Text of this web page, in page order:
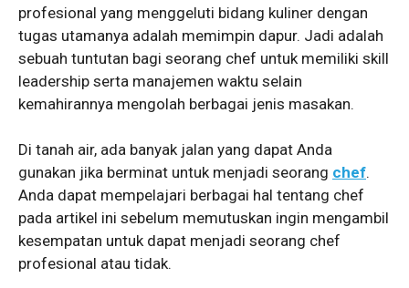
profesional yang menggeluti bidang kuliner dengan
tugas utamanya adalah memimpin dapur. Jadi adalah
sebuah tuntutan bagi seorang chef untuk memiliki skill
leadership serta manajemen waktu selain
kemahirannya mengolah berbagai jenis masakan.
Di tanah air, ada banyak jalan yang dapat Anda
gunakan jika berminat untuk menjadi seorang chef.
Anda dapat mempelajari berbagai hal tentang chef
pada artikel ini sebelum memutuskan ingin mengambil
kesempatan untuk dapat menjadi seorang chef
profesional atau tidak.